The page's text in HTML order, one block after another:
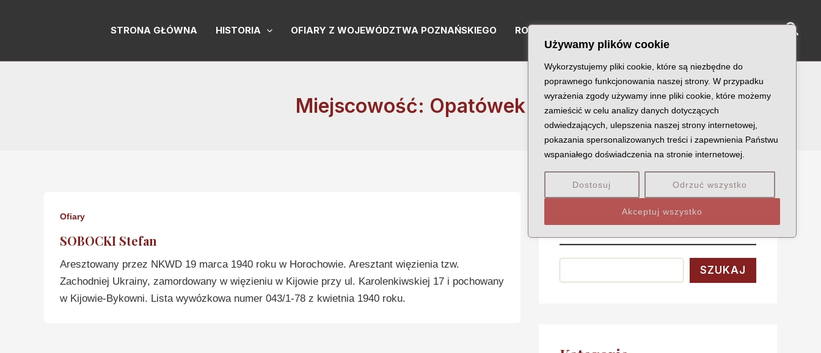
Używamy plików cookie
Wykorzystujemy pliki cookie, które są niezbędne do
poprawnego funkcjonowania naszej strony. W przypadku
wyrażenia zgody używamy inne pliki cookie, które możemy
zamieścić w celu analizy danych dotyczących
odwiedzających, ulepszenia naszej strony internetowej,
pokazania spersonalizowanych treści i zapewnienia Państwu
wspaniałego doświadczenia na stronie internetowej.
Dostosuj Odrzuć wszystko
Akceptuj wszystko
STRONA GŁÓWNA HISTORIA OFIARY Z WOJEWÓDZTWA POZNAŃSKIEGO RODZINY KATYŃSKIE
Miejscowość: Opatówek
Ofiary
SOBOCKI Stefan
Aresztowany przez NKWD 19 marca 1940 roku w Horochowie. Aresztant więzienia tzw.
Zachodniej Ukrainy, zamordowany w więzieniu w Kijowie przy ul. Karolenkiwskiej 17 i pochowany
w Kijowie-Bykowni. Lista wywózkowa numer 043/1-78 z kwietnia 1940 roku.
Wyszukaj
Szukaj
SZUKAJ